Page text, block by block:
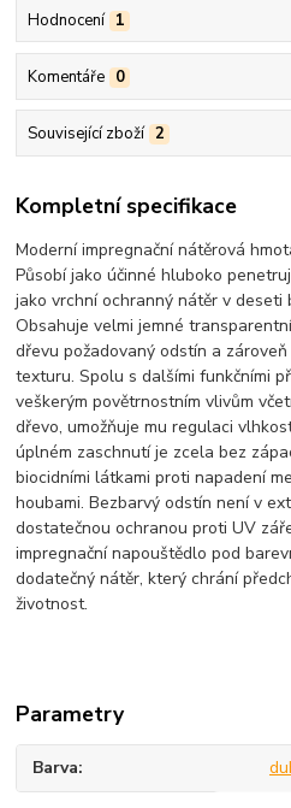
Hodnocení 1
Komentáře 0
Související zboží 2
Kompletní specifikace
Moderní impregnační nátěrová
Působí jako účinné hluboko
jako vrchní ochranný nátěr v deseti
Obsahuje velmi jemné
dřevu požadovaný odstín a
texturu. Spolu s dalšími funkčními
veškerým povětrnostním vlivům
dřevo, umožňuje mu regulaci
úplném zaschnutí je zcela bez
biocidními látkami proti napadení
houbami. Bezbarvý odstín není v
dostatečnou ochranou proti UV
impregnační napouštědlo pod
dodatečný nátěr, který chrání
životnost.
Parametry
Barva